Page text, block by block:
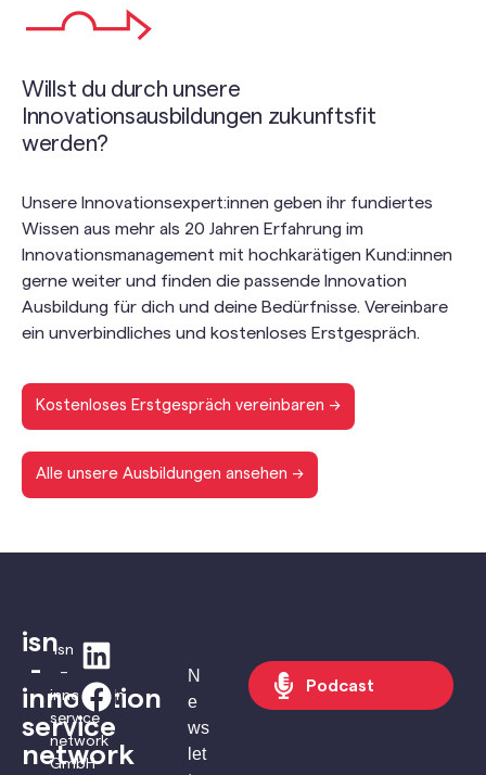
Willst du durch unsere
Innovationsausbildungen zukunftsfit
werden?
Unsere Innovationsexpert:innen geben ihr fundiertes
Wissen aus mehr als 20 Jahren Erfahrung im
Innovationsmanagement mit hochkarätigen Kund:innen
gerne weiter und finden die passende Innovation
Ausbildung für dich und deine Bedürfnisse. Vereinbare
ein unverbindliches und kostenloses Erstgespräch.
Kostenloses Erstgespräch vereinbaren ->
Alle unsere Ausbildungen ansehen -->
isn
-
innovation
service
network
isn
–
innovation
service
network
GmbH
N
e
ws
let
Podcast